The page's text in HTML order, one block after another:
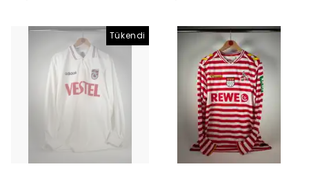
Tükendi